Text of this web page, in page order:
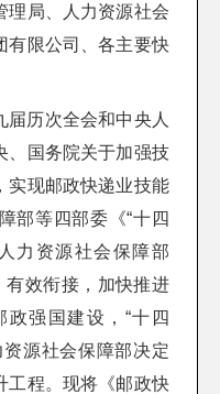
理局、人力资源社会
有限公司、各主要快
届历次全会和中央人
、国务院关于加强技
实现邮政快递业技能
部等四部委《“十四
力资源社会保障部
有效衔接，加快推进
强国建设，“十四
源社会保障部决定
工程。现将《邮政快